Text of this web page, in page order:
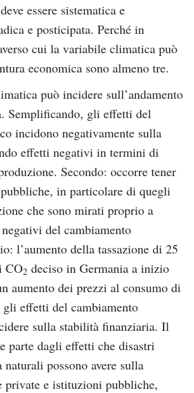
essere sistematica e
e posticipata. Perché in
cui la variabile climatica può
economica sono almeno tre.
può incidere sull’andamento
Semplificando, gli effetti del
incidono negativamente sulla
effetti negativi in termini di
Secondo: occorre tener
in particolare di quegli
che sono mirati proprio a
del cambiamento
l’aumento della tassazione di 25
CO2 deciso in Germania a inizio
aumento dei prezzi al consumo di
gli effetti del cambiamento
sulla stabilità finanziaria. Il
parte dagli effetti che disastri
possono avere sulla
private e istituzioni pubbliche,